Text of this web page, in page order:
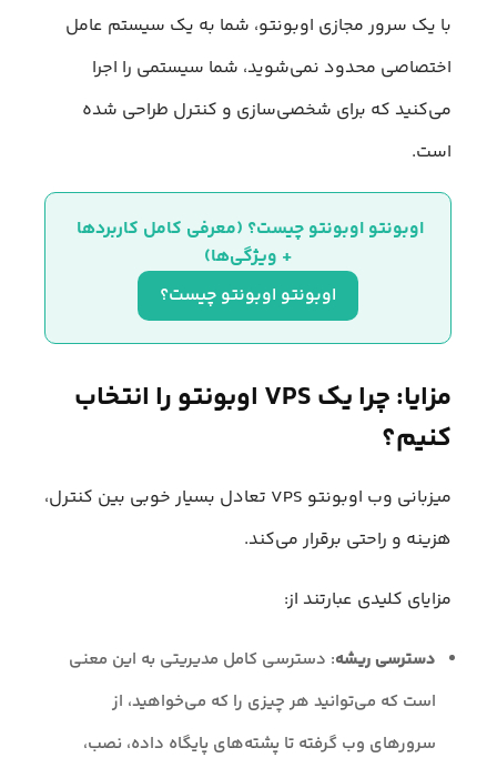
با یک سرور مجازی اوبونتو، شما به یک سیستم عامل
اختصاصی محدود نمی‌شوید، شما سیستمی را اجرا
می‌کنید که برای شخصی‌سازی و کنترل طراحی شده
است.
اوبونتو اوبونتو چیست؟ (معرفی کامل کاربردها
+ ویژگی‌ها)
اوبونتو اوبونتو چیست؟
مزایا: چرا یک VPS اوبونتو را انتخاب
کنیم؟
میزبانی وب اوبونتو VPS تعادل بسیار خوبی بین کنترل،
هزینه و راحتی برقرار می‌کند.
مزایای کلیدی عبارتند از:
دسترسی ریشه: دسترسی کامل مدیریتی به این معنی
است که می‌توانید هر چیزی را که می‌خواهید، از
سرورهای وب گرفته تا پشته‌های پایگاه داده، نصب،